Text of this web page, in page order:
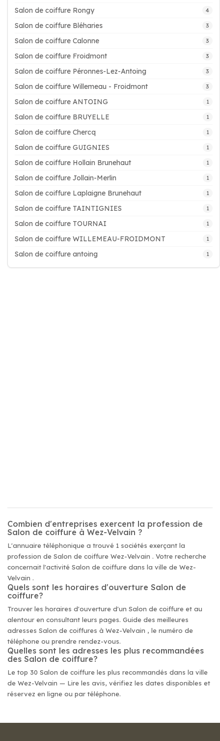
Salon de coiffure Rongy 4
Salon de coiffure Bléharies 3
Salon de coiffure Calonne 3
Salon de coiffure Froidmont 3
Salon de coiffure Péronnes-Lez-Antoing 3
Salon de coiffure Willemeau - Froidmont 3
Salon de coiffure ANTOING 1
Salon de coiffure BRUYELLE 1
Salon de coiffure Chercq 1
Salon de coiffure GUIGNIES 1
Salon de coiffure Hollain Brunehaut 1
Salon de coiffure Jollain-Merlin 1
Salon de coiffure Laplaigne Brunehaut 1
Salon de coiffure TAINTIGNIES 1
Salon de coiffure TOURNAI 1
Salon de coiffure WILLEMEAU-FROIDMONT 1
Salon de coiffure antoing 1
Combien d'entreprises exercent la profession de
Salon de coiffure à Wez-Velvain ?
L'annuaire téléphonique a trouvé 1 sociétés exerçant la
profession de Salon de coiffure Wez-Velvain . Votre recherche
concernait l'activité Salon de coiffure dans la ville de Wez-
Velvain .
Quels sont les horaires d'ouverture Salon de
coiffure?
Trouver les horaires d'ouverture d'un Salon de coiffure et au
alentour en consultant leurs pages. Guide des meilleures
adresses Salon de coiffures à Wez-Velvain , le numéro de
téléphone ou prendre rendez-vous.
Quelles sont les adresses les plus recommandées
des Salon de coiffure?
Le top 30 Salon de coiffure les plus recommandés dans la ville
de Wez-Velvain — Lire les avis, vérifiez les dates disponibles et
réservez en ligne ou par téléphone.